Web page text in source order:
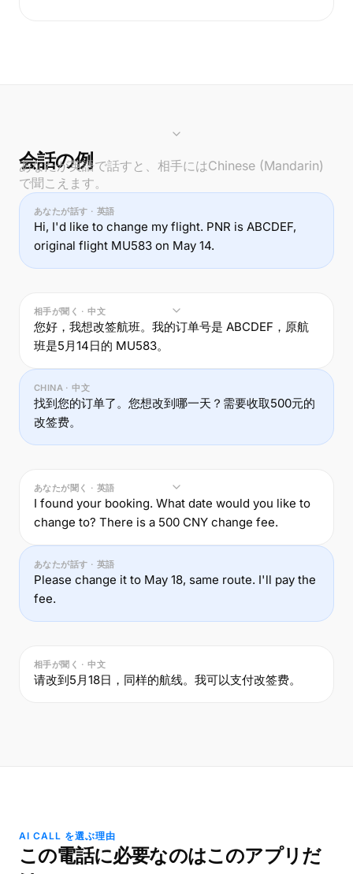
会話の例
あなたが英語で話すと、相手にはChinese (Mandarin)
で聞こえます。
あなたが話す · 英語
Hi, I'd like to change my flight. PNR is ABCDEF,
original flight MU583 on May 14.
相手が聞く · 中文
您好，我想改签航班。我的订单号是 ABCDEF，原航
班是5月14日的 MU583。
CHINA · 中文
找到您的订单了。您想改到哪一天？需要收取500元的
改签费。
あなたが聞く · 英語
I found your booking. What date would you like to
change to? There is a 500 CNY change fee.
あなたが話す · 英語
Please change it to May 18, same route. I'll pay the
fee.
相手が聞く · 中文
请改到5月18日，同样的航线。我可以支付改签费。
AI CALL を選ぶ理由
この電話に必要なのはこのアプリだ